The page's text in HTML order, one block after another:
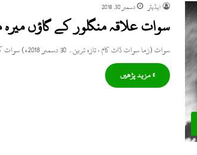
ایڈیٹر دسمبر 30, 2018
سوات علاقہ منگلور کے گاؤں
سوات (زما سوات ڈاٹ کام ، تازہ ترین۔ 30 دسمبر 2018ء) سوات کے علاقہ منگلور کے گاؤں میرہ میں نامعلوم…
» مزید پڑھیں